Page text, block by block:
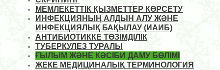
МЕМЛЕКЕТТІК ҚЫЗМЕТТЕР КӨРСЕТУ
ИНФЕКЦИЯНЫҢ АЛДЫН АЛУ ЖӘНЕ
ИНФЕКЦИЯЛЫҚ БАҚЫЛАУ (ИАИБ)
АНТИБИОТИККЕ ТӨЗІМДІЛІК
ТУБЕРКУЛЕЗ ТУРАЛЫ
ҒЫЛЫМ ЖӘНЕ КӘСІБИ ДАМУ БӨЛІМІ
ЖЕКЕ МЕДИЦИНАЛЫҚ ТЕРМИНОЛОГИЯ